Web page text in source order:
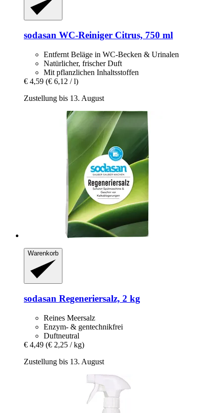
sodasan WC-​Reiniger Citrus, 750 ml
Entfernt Beläge in WC-Becken & Urinalen
Natürlicher, frischer Duft
Mit pflanzlichen Inhaltsstoffen
€ 4,59 (€ 6,12 / l)
Zustellung bis 13. August
Warenkorb
sodasan Regeneriersalz, 2 kg
Reines Meersalz
Enzym- & gentechnikfrei
Duftneutral
€ 4,49 (€ 2,25 / kg)
Zustellung bis 13. August